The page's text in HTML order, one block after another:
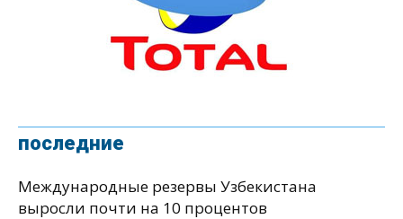
последние
Международные резервы Узбекистана
выросли почти на 10 процентов